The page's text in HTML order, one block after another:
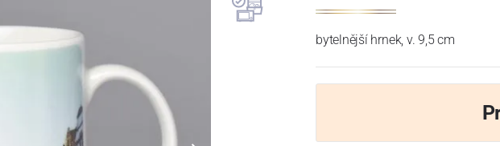
bytelnější hrnek, v. 9,5 cm